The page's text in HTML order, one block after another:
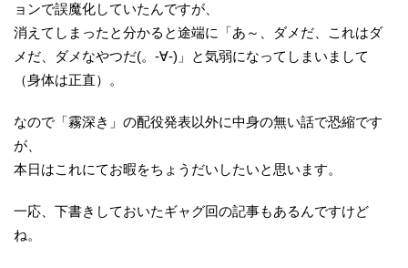
ョンで誤魔化していたんですが、
消えてしまったと分かると途端に「あ～、ダメだ、これはダ
メだ、ダメなやつだ(。-∀-)」と気弱になってしまいまして
（身体は正直）。
なので「霧深き」の配役発表以外に中身の無い話で恐縮です
が、
本日はこれにてお暇をちょうだいしたいと思います。
一応、下書きしておいたギャグ回の記事もあるんですけど
ね。